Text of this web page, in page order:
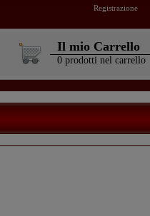
Registrazione
Il mio Carrello
0 prodotti nel carrello